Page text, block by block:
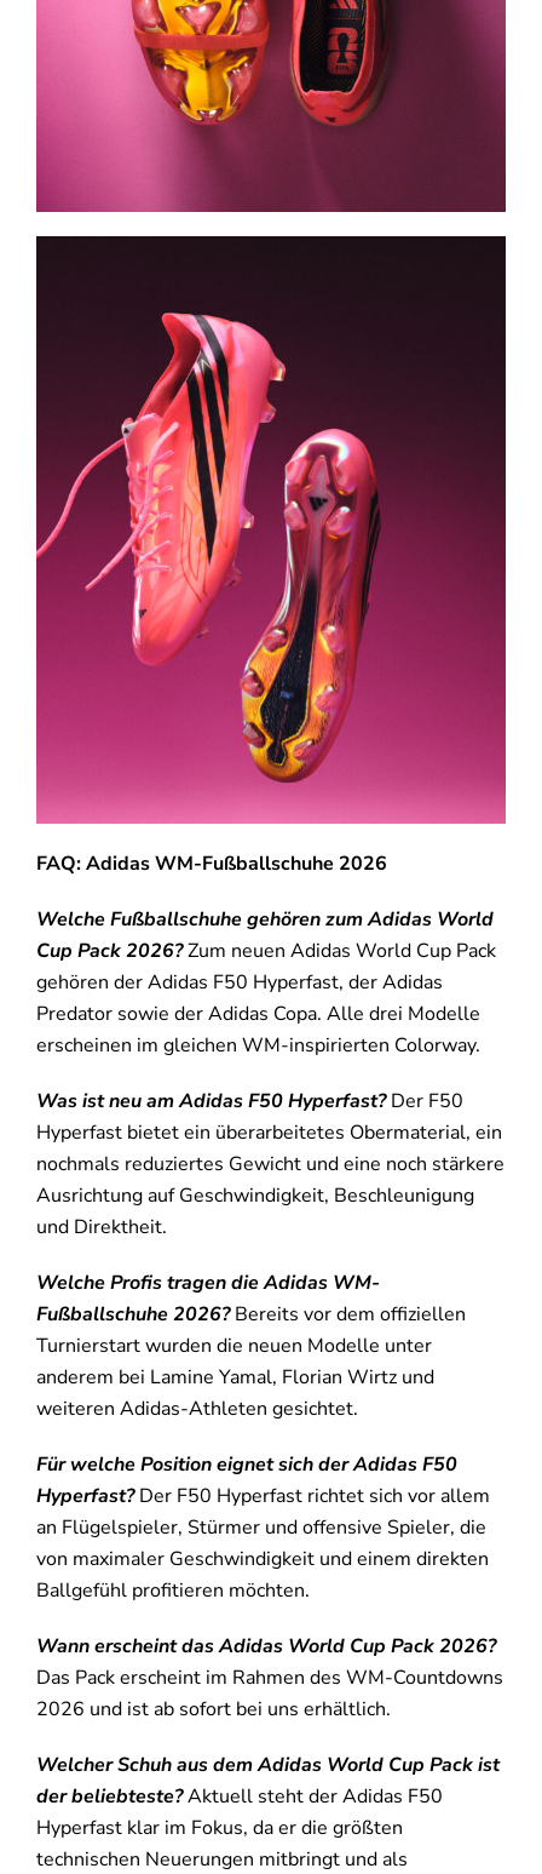
FAQ: Adidas WM-Fußballschuhe 2026
Welche Fußballschuhe gehören zum Adidas World
Cup Pack 2026?Zum neuen Adidas World Cup Pack
gehören der Adidas F50 Hyperfast, der Adidas
Predator sowie der Adidas Copa. Alle drei Modelle
erscheinen im gleichen WM-inspirierten Colorway.
Was ist neu am Adidas F50 Hyperfast?Der F50
Hyperfast bietet ein überarbeitetes Obermaterial, ein
nochmals reduziertes Gewicht und eine noch stärkere
Ausrichtung auf Geschwindigkeit, Beschleunigung
und Direktheit.
Welche Profis tragen die Adidas WM-
Fußballschuhe 2026?Bereits vor dem offiziellen
Turnierstart wurden die neuen Modelle unter
anderem bei Lamine Yamal, Florian Wirtz und
weiteren Adidas-Athleten gesichtet.
Für welche Position eignet sich der Adidas F50
Hyperfast?Der F50 Hyperfast richtet sich vor allem
an Flügelspieler, Stürmer und offensive Spieler, die
von maximaler Geschwindigkeit und einem direkten
Ballgefühl profitieren möchten.
Wann erscheint das Adidas World Cup Pack 2026?
Das Pack erscheint im Rahmen des WM-Countdowns
2026 und ist ab sofort bei uns erhältlich.
Welcher Schuh aus dem Adidas World Cup Pack ist
der beliebteste?Aktuell steht der Adidas F50
Hyperfast klar im Fokus, da er die größten
technischen Neuerungen mitbringt und als